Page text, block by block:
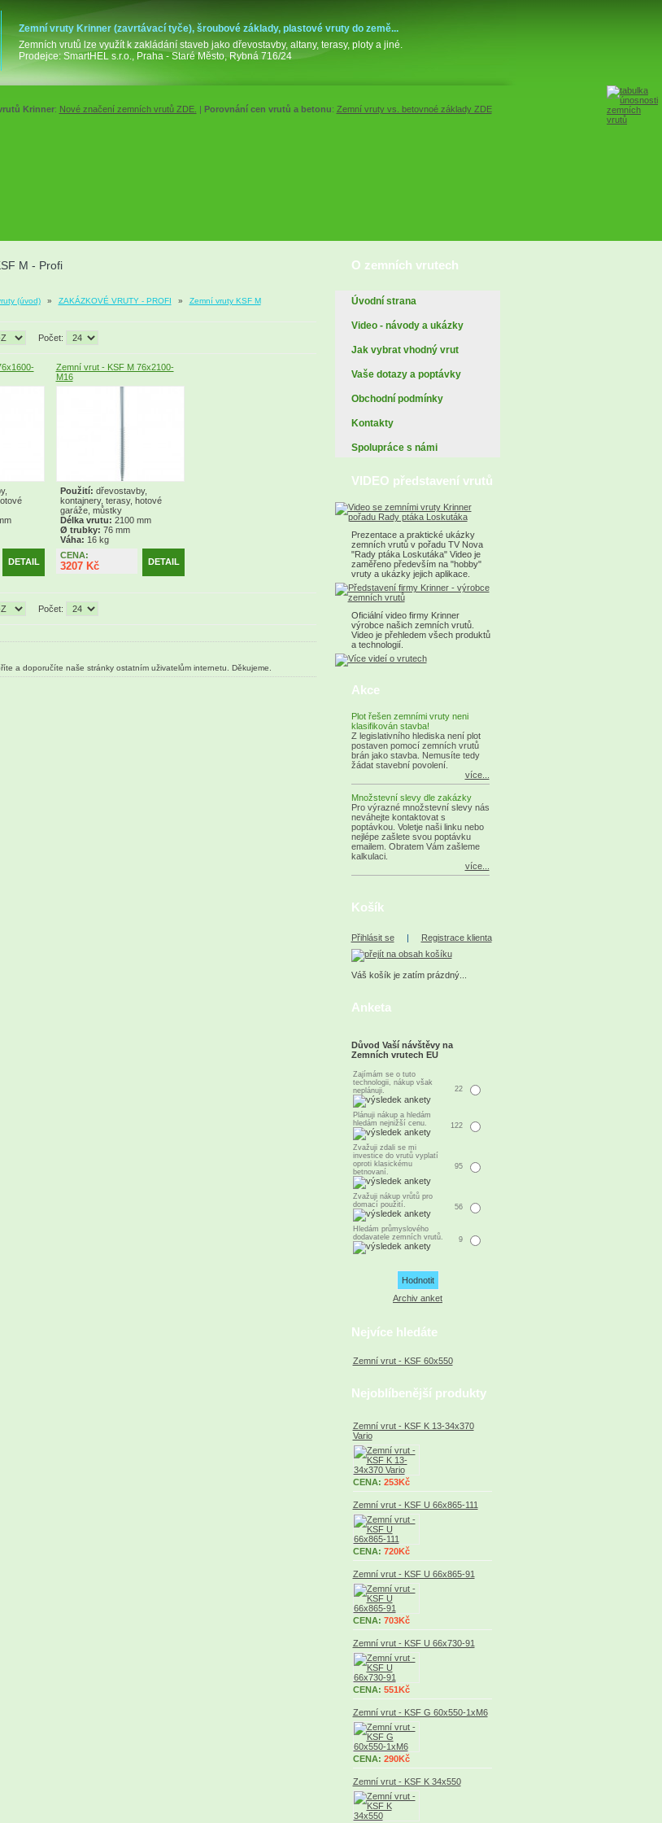
Zemní vruty Krinner (zavrtávací tyče), šroubové základy, plastové vruty do země...
Zemních vrutů lze využít k zakládání staveb jako dřevostavby, altany, terasy, ploty a jiné.
Prodejce: SmartHEL s.r.o., Praha - Staré Město, Rybná 716/24
Krinner: Nové značení zemních vrutů ZDE. | Porovnání cen vrutů a betonu: Zemní vruty vs. betovnoé základy ZDE
M - Profi
(úvod) » ZAKÁZKOVÉ VRUTY - PROFI » Zemní vruty KSF M
Počet:
Zemní vrut - KSF M 76x2100-
M16
Použití: dřevostavby,
kontajnery, terasy, hotové
garáže, můstky
Délka vrutu: 2100 mm
Ø trubky: 76 mm
Váha: 16 kg
DETAIL
CENA:
3207 Kč DETAIL
Počet:
a doporučíte naše stránky ostatním uživatelům internetu. Děkujeme.
O zemních vrutech
Úvodní strana
Video - návody a ukázky
Jak vybrat vhodný vrut
Vaše dotazy a poptávky
Obchodní podmínky
Kontakty
Spolupráce s námi
VIDEO představení vrutů
Prezentace a praktické ukázky
zemních vrutů v pořadu TV Nova
"Rady ptáka Loskutáka" Video je
zaměřeno především na "hobby"
vruty a ukázky jejich aplikace.
Oficiální video firmy Krinner
výrobce našich zemních vrutů.
Video je přehledem všech produktů
a technologií.
Akce
Plot řešen zemními vruty neni
klasifikován stavba!
Z legislativního hlediska není plot
postaven pomocí zemních vrutů
brán jako stavba. Nemusíte tedy
žádat stavební povolení.
více...
Množstevní slevy dle zakázky
Pro výrazné množstevní slevy nás
neváhejte kontaktovat s
poptávkou. Voletje naši linku nebo
nejlépe zašlete svou poptávku
emailem. Obratem Vám zašleme
kalkulaci.
více...
Košík
Přihlásit se| Registrace klienta
Váš košík je zatím prázdný...
Anketa
Důvod Vaší návštěvy na
Zemních vrutech EU
Zajímám se o tuto
technologii, nákup však
neplánuji.
22
Plánuji nákup a hledám
hledám nejnižší cenu.
122
Zvažuji zdali se mi
investice do vrutů vyplatí
oproti klasickému
betnovaní.
95
Zvažuji nákup vrůtů pro
domací použití.
56
Hledám průmyslového
dodavatele zemních vrutů.
9
Archiv anket
Nejvíce hledáte
Zemní vrut - KSF 60x550
Nejoblíbenější produkty
Zemní vrut - KSF K 13-34x370
Vario
CENA: 253Kč
Zemní vrut - KSF U 66x865-111
CENA: 720Kč
Zemní vrut - KSF U 66x865-91
CENA: 703Kč
Zemní vrut - KSF U 66x730-91
CENA: 551Kč
Zemní vrut - KSF G 60x550-1xM6
CENA: 290Kč
Zemní vrut - KSF K 34x550